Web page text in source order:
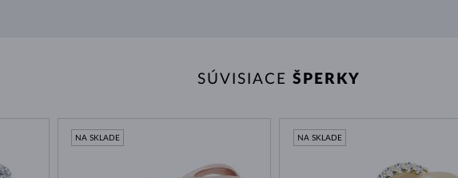
SÚVISIACE ŠPERKY
NA SKLADE NA SKLADE